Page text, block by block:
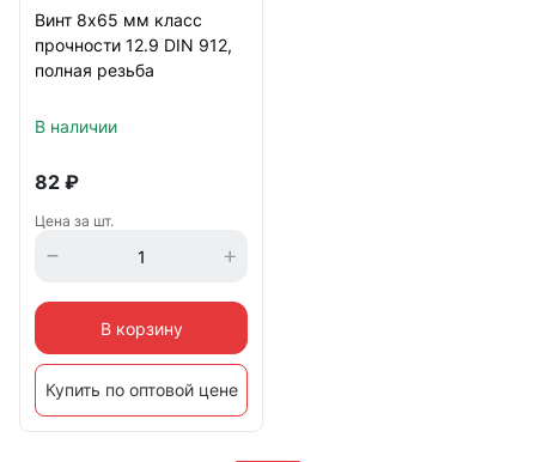
Винт 8х65 мм класс
прочности 12.9 DIN 912,
полная резьба
В наличии
82 ₽
Цена за шт.
В корзину
Купить по оптовой цене